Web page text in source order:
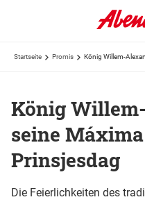
Startseite Promis König Willem-
König
seine
Prinsjesdag
Die Feierlichkeiten des